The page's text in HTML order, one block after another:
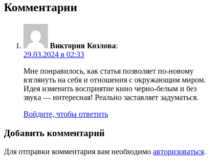
Комментарии
Виктория Козлова:
29.03.2024 в 02:33
Мне понравилось, как статья позволяет по-новому
взглянуть на себя и отношения с окружающим миром.
Идея изменить восприятие кино черно-белым и без
звука — интересная! Реально заставляет задуматься.
Войдите, чтобы ответить
Добавить комментарий
Для отправки комментария вам необходимо авторизоваться.